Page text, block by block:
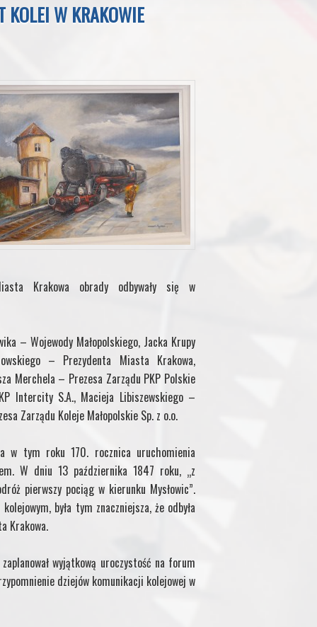
KOLEI W KRAKOWIE
Krakowa obrady odbywały się w
– Wojewody Małopolskiego, Jacka Krupy
– Prezydenta Miasta Krakowa,
Merchela – Prezesa Zarządu PKP Polskie
Intercity S.A., Macieja Libiszewskiego –
Zarządu Koleje Małopolskie Sp. z o.o.
w tym roku 170. rocznica uruchomienia
W dniu 13 października 1847 roku, „z
pierwszy pociąg w kierunku Mysłowic”.
była tym znaczniejsza, że odbyła
Krakowa.
wyjątkową uroczystość na forum
dziejów komunikacji kolejowej w